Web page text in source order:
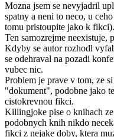
Mozna jsem se nevyjadril
spatny a neni to neco, u
tomu pristoupite jako k
Ten samozrejme neexistuje,
Kdyby se autor rozhodl
se odehraval na pozadi
vubec nic.
Problem je prave v tom, ze
"dokument", podobne jako
cistokrevnou fikci.
Killingjoke pise o knihach
podobnych knih nikdo
fikci z nejake doby, ktera